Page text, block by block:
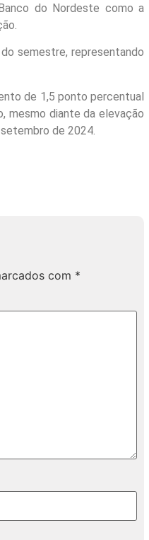
do Nordeste como a
semestre, representando
de 1,5 ponto percentual
mesmo diante da elevação
de 2024.
com *